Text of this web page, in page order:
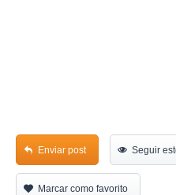
Enviar post Seguir
Marcar como favorito